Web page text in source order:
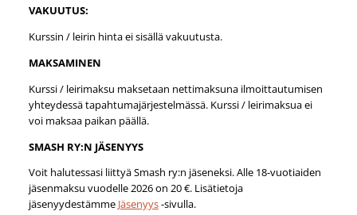
VAKUUTUS:
Kurssin / leirin hinta ei sisällä vakuutusta.
MAKSAMINEN
Kurssi / leirimaksu maksetaan nettimaksuna ilmoittautumisen
yhteydessä tapahtumajärjestelmässä. Kurssi / leirimaksua ei
voi maksaa paikan päällä.
SMASH RY:N JÄSENYYS
Voit halutessasi liittyä Smash ry:n jäseneksi. Alle 18-vuotiaiden
jäsenmaksu vuodelle 2026 on 20 €. Lisätietoja
jäsenyydestämme Jäsenyys-sivulla.